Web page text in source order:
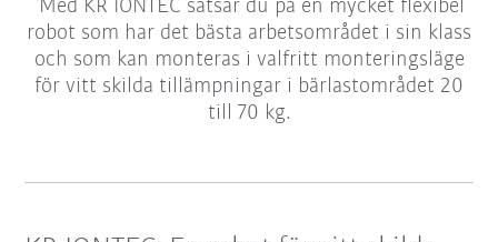
Med KR IONTEC satsar du på en mycket flexibel
robot som har det bästa arbetsområdet i sin klass
och som kan monteras i valfritt monteringsläge
för vitt skilda tillämpningar i bärlastområdet 20
till 70 kg.